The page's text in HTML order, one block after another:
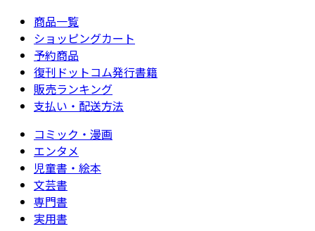
商品一覧
ショッピングカート
予約商品
復刊ドットコム発行書籍
販売ランキング
支払い・配送方法
コミック・漫画
エンタメ
児童書・絵本
文芸書
専門書
実用書